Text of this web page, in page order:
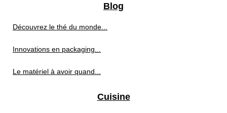
Blog
Découvrez le thé du monde...
Innovations en packaging...
Le matériel à avoir quand...
Cuisine